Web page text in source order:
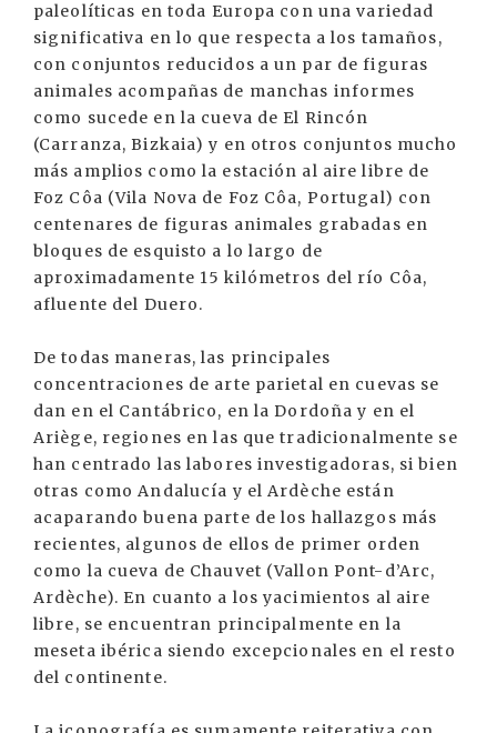
paleolíticas en toda Europa con una variedad
significativa en lo que respecta a los tamaños,
con conjuntos reducidos a un par de figuras
animales acompañas de manchas informes
como sucede en la cueva de El Rincón
(Carranza, Bizkaia) y en otros conjuntos mucho
más amplios como la estación al aire libre de
Foz Côa (Vila Nova de Foz Côa, Portugal) con
centenares de figuras animales grabadas en
bloques de esquisto a lo largo de
aproximadamente 15 kilómetros del río Côa,
afluente del Duero.
De todas maneras, las principales
concentraciones de arte parietal en cuevas se
dan en el Cantábrico, en la Dordoña y en el
Ariège, regiones en las que tradicionalmente se
han centrado las labores investigadoras, si bien
otras como Andalucía y el Ardèche están
acaparando buena parte de los hallazgos más
recientes, algunos de ellos de primer orden
como la cueva de Chauvet (Vallon Pont-d’Arc,
Ardèche). En cuanto a los yacimientos al aire
libre, se encuentran principalmente en la
meseta ibérica siendo excepcionales en el resto
del continente.